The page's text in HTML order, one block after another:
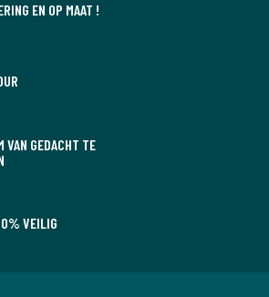
EN OP MAAT !
VAN GEDACHT TE
VEILIG